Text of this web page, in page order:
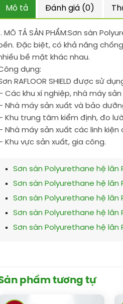
Mô tả Đánh giá (0)
1. MÔ TẢ SẢN PHẨM:Sơn sàn
Đặc biệt, có khả năng
bề mặt khác nhau.
dụng:
RAFLOOR SHIELD được sử
Các khu xí nghiệp, nhà máy sản
Nhà máy sản xuất và bảo
Khu trung tâm kiểm định, đo
Nhà máy sản xuất các linh
Khu vực sản xuất, gia công.
Sơn sàn Polyurethane hệ lăn
Sơn sàn Polyurethane hệ lăn
Sơn sàn Polyurethane hệ lăn
Sơn sàn Polyurethane hệ lăn
Sơn sàn Polyurethane hệ lăn
phẩm tương tự